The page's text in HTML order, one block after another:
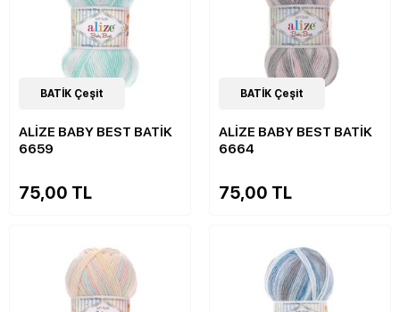
22Çeşit
BATİK Çeşit
ALİZE BABY BEST BATİK
6659
75,00 TL
22Çeşit
BATİK Çeşit
ALİZE BABY BEST BATİK
6664
75,00 TL